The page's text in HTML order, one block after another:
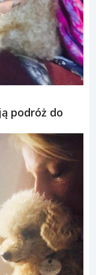
podróż do